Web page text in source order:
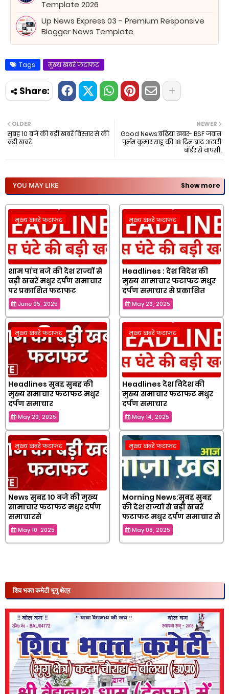
Template 2026
Up News Express 03 - Premium Responsive
Blogger News Template
Tags मुख्य खबरें फटाफट
NEWER
Good News:बढ़िया खबर- BSF जवान
पुर्नम कुमार साहू की 18 दिन बाद अटारी
बॉर्डर से वापसी,
OLDER
सुबह 10 बजे की बड़ी खबरें विस्तार से की
बड़ी खबरें.
YOU MAY LIKE Show more
मुख्य खबरें फटाफट
शाम पांच बजे की देश राज्यों से
बड़ी खबरें मधुर दर्पण समाचार
पर प्रकाशित फटाफट
June 05, 2025
मुख्य खबरें फटाफट
Headlines : देश विदेश की
मुख्य सामाचार फटाफट मधुर
दर्पण समाचार से प्रकाशित
May 23, 2025
मुख्य खबरें फटाफट
Headlines सुबह सुबह की‌
मुख्य समाचार फटाफट मधुर
दर्पण समाचार
May 20, 2025
मुख्य खबरें फटाफट
Headlines देश विदेश की
मुख्य समाचार फटाफट मधुर
दर्पण समाचार
May 14, 2025
मुख्य खबरें फटाफट
News सुबह 10 बजे की मुख्य
सामाचार फटाफट मधुर दर्पण
समाचारसे
May 10, 2025
मुख्य खबरें फटाफट
Morning News:सुबह सुबह
की देश राज्यों से बड़ी खबरें
फटाफट मधुर दर्पण समाचार से
May 08, 2025
शिव भक्त कमेटी भृगु क्षेत्र